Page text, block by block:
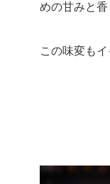
めの甘みと香
この味変もイ